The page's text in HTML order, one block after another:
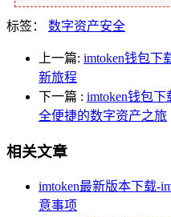
标签： 数字资产安全
上一篇: imtoken钱包下
新旅程
下一篇 : imtoken钱包
全便捷的数字资产之旅
相关文章
imtoken最新版本下载-
意事项